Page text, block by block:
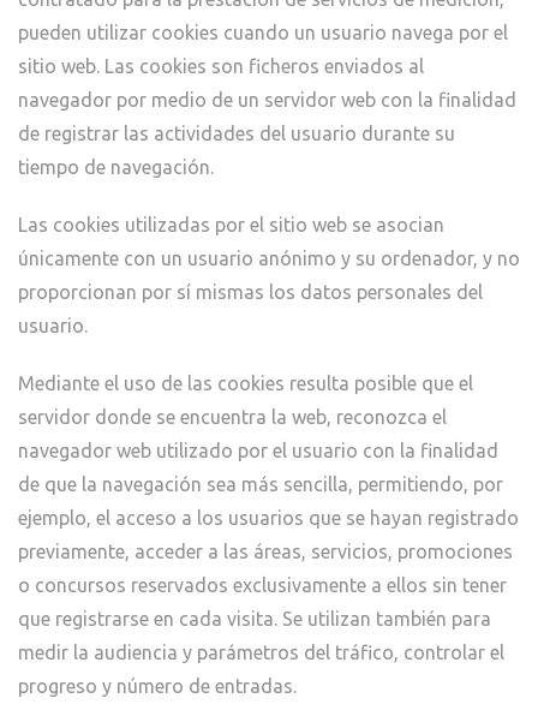
pueden utilizar cookies cuando un usuario navega por el
sitio web. Las cookies son ficheros enviados al
navegador por medio de un servidor web con la finalidad
de registrar las actividades del usuario durante su
tiempo de navegación.
Las cookies utilizadas por el sitio web se asocian
únicamente con un usuario anónimo y su ordenador, y no
proporcionan por sí mismas los datos personales del
usuario.
Mediante el uso de las cookies resulta posible que el
servidor donde se encuentra la web, reconozca el
navegador web utilizado por el usuario con la finalidad
de que la navegación sea más sencilla, permitiendo, por
ejemplo, el acceso a los usuarios que se hayan registrado
previamente, acceder a las áreas, servicios, promociones
o concursos reservados exclusivamente a ellos sin tener
que registrarse en cada visita. Se utilizan también para
medir la audiencia y parámetros del tráfico, controlar el
progreso y número de entradas.